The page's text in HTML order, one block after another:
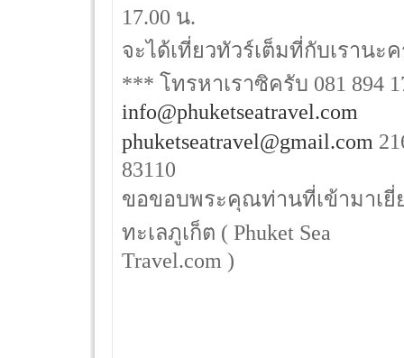
17.00 น.
จะได้เที่ยวทัวร์เต็มที่กับเรานะ
*** โทรหาเราซิครับ 081 894
info@phuketseatravel.com
phuketseatravel@gmail.com
83110
ขอขอบพระคุณท่านที่เข้ามาเยี่
ทะเลภูเก็ต ( Phuket Sea
Travel.com )